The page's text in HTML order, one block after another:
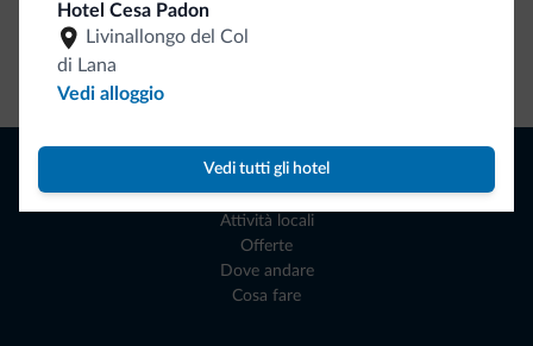
Hotel Cesa Padon
Livinallongo del Col
di Lana
Vedi alloggio
Vedi tutti gli hotel
Naviga
Dove dormire
Attività locali
Offerte
Dove andare
Cosa fare